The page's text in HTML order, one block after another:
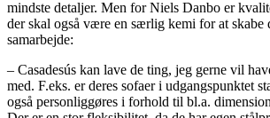
mindste detaljer. Men for Niels Danbo er
der skal også være en særlig kemi for at skabe
samarbejde:
– Casadesús kan lave de ting, jeg gerne vil
med. F.eks. er deres sofaer i udgangspunktet
også personliggøres i forhold til bl.a.